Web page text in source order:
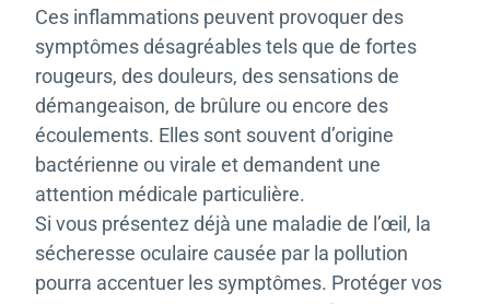
Ces inflammations peuvent provoquer des
symptômes désagréables tels que de fortes
rougeurs, des douleurs, des sensations de
démangeaison, de brûlure ou encore des
écoulements. Elles sont souvent d’origine
bactérienne ou virale et demandent une
attention médicale particulière.
Si vous présentez déjà une maladie de l’œil, la
sécheresse oculaire causée par la pollution
pourra accentuer les symptômes. Protéger vos